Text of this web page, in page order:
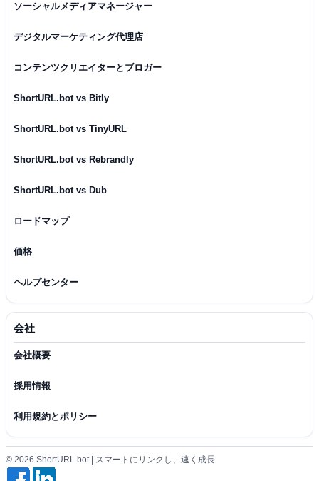
ソーシャルメディアマネージャー
デジタルマーケティング代理店
コンテンツクリエイターとブロガー
ShortURL.bot vs Bitly
ShortURL.bot vs TinyURL
ShortURL.bot vs Rebrandly
ShortURL.bot vs Dub
ロードマップ
価格
ヘルプセンター
会社
会社概要
採用情報
利用規約とポリシー
© 2026 ShortURL.bot | スマートにリンクし、速く成長